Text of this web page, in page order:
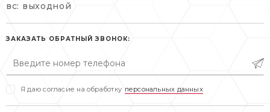
пн-пт: 10:00-20:00
сб, вс: выходной
пн-пт: 10:00-19:00
сб: выходной
вс: выходной
ЗАКАЗАТЬ ОБРАТНЫЙ ЗВОНОК:
Я даю согласие на обработку персональных данных